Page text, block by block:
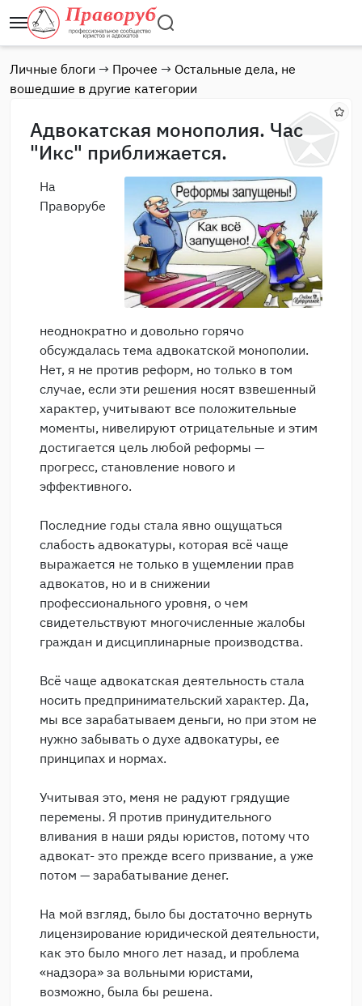
Личные блоги → Прочее → Остальные дела, не
вошедшие в другие категории
Адвокатская монополия. Час
"Икс" приближается.
На
Праворубе
неоднократно и довольно горячо
обсуждалась тема адвокатской монополии.
Нет, я не против реформ, но только в том
случае, если эти решения носят взвешенный
характер, учитывают все положительные
моменты, нивелируют отрицательные и этим
достигается цель любой реформы —
прогресс, становление нового и
эффективного.
Последние годы стала явно ощущаться
слабость адвокатуры, которая всё чаще
выражается не только в ущемлении прав
адвокатов, но и в снижении
профессионального уровня, о чем
свидетельствуют многочисленные жалобы
граждан и дисциплинарные производства.
Всё чаще адвокатская деятельность стала
носить предпринимательский характер. Да,
мы все зарабатываем деньги, но при этом не
нужно забывать о духе адвокатуры, ее
принципах и нормах.
Учитывая это, меня не радуют грядущие
перемены. Я против принудительного
вливания в наши ряды юристов, потому что
адвокат- это прежде всего призвание, а уже
потом — зарабатывание денег.
На мой взгляд, было бы достаточно вернуть
лицензирование юридической деятельности,
как это было много лет назад, и проблема
«надзора» за вольными юристами,
возможно, была бы решена.